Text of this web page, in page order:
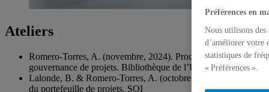
Ateliers
Romero-Torres, A. (novembre, 2024). Processus de
gouvernance de projets. Bibliothèque de l’UQAM.
Lalonde, B. & Romero-Torres, A. (octobre, 2024). La gestion
du portefeuille de projets. SQI
Préférences en
Nous utilisons
d’améliorer votre
statistiques de
« Préférences ».